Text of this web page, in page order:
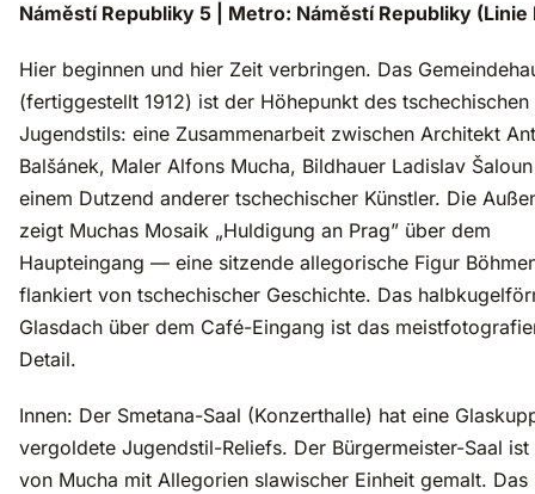
Náměstí Republiky 5 | Metro: Náměstí Republiky (Linie
Hier beginnen und hier Zeit verbringen. Das
(fertiggestellt 1912) ist der Höhepunkt des tschechischen
Jugendstils: eine Zusammenarbeit zwischen Architekt
Balšánek, Maler Alfons Mucha, Bildhauer Ladislav
einem Dutzend anderer tschechischer Künstler. Die
zeigt Muchas Mosaik „Huldigung an Prag” über dem
Haupteingang — eine sitzende allegorische Figur
flankiert von tschechischer Geschichte. Das
Glasdach über dem Café-Eingang ist das
Detail.
Innen: Der Smetana-Saal (Konzerthalle) hat eine
vergoldete Jugendstil-Reliefs. Der Bürgermeister-Saal
von Mucha mit Allegorien slawischer Einheit gemalt. Das